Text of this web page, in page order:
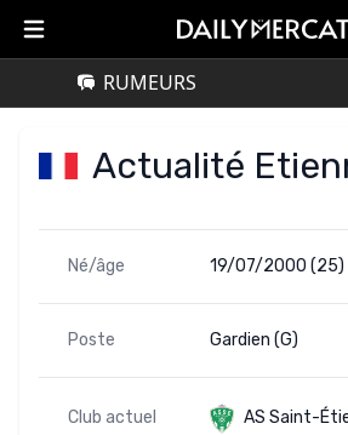
RUMEURS
Actualité
Né/âge 19/07/2000 (25)
Poste Gardien (G)
Club actuel AS Saint-